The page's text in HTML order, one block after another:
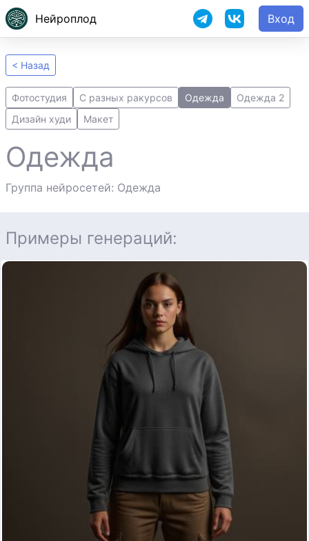
Нейроплод Вход
< Назад
Фотостудия С разных ракурсов Одежда
Одежда 2
Дизайн худи
Макет
Одежда
Группа нейросетей: Одежда
Примеры генераций: